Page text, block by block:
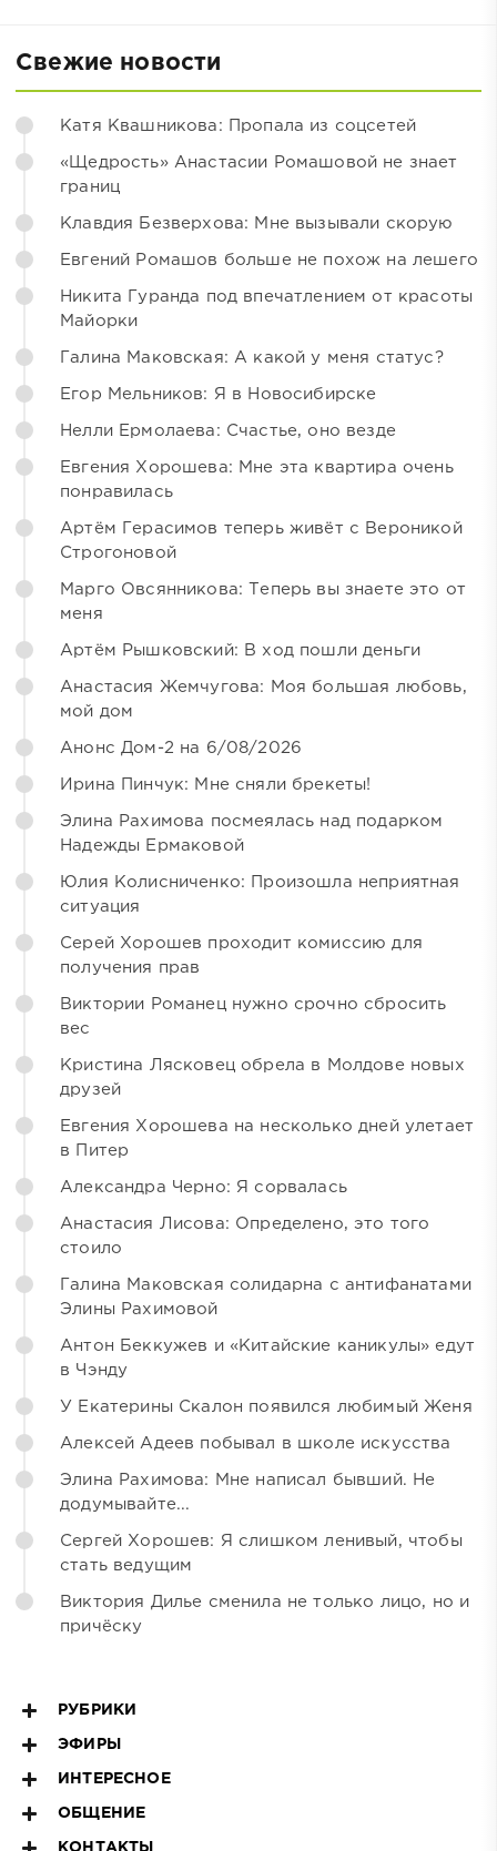
Свежие новости
Катя Квашникова: Пропала из соцсетей
«Щедрость» Анастасии Ромашовой не знает
границ
Клавдия Безверхова: Мне вызывали скорую
Евгений Ромашов больше не похож на лешего
Никита Гуранда под впечатлением от красоты
Майорки
Галина Маковская: А какой у меня статус?
Егор Мельников: Я в Новосибирске
Нелли Ермолаева: Счастье, оно везде
Евгения Хорошева: Мне эта квартира очень
понравилась
Артём Герасимов теперь живёт с Вероникой
Строгоновой
Марго Овсянникова: Теперь вы знаете это от
меня
Артём Рышковский: В ход пошли деньги
Анастасия Жемчугова: Моя большая любовь,
мой дом
Анонс Дом-2 на 6/08/2026
Ирина Пинчук: Мне сняли брекеты!
Элина Рахимова посмеялась над подарком
Надежды Ермаковой
Юлия Колисниченко: Произошла неприятная
ситуация
Серей Хорошев проходит комиссию для
получения прав
Виктории Романец нужно срочно сбросить
вес
Кристина Лясковец обрела в Молдове новых
друзей
Евгения Хорошева на несколько дней улетает
в Питер
Александра Черно: Я сорвалась
Анастасия Лисова: Определено, это того
стоило
Галина Маковская солидарна с антифанатами
Элины Рахимовой
Антон Беккужев и «Китайские каникулы» едут
в Чэнду
У Екатерины Скалон появился любимый Женя
Алексей Адеев побывал в школе искусства
Элина Рахимова: Мне написал бывший. Не
додумывайте...
Сергей Хорошев: Я слишком ленивый, чтобы
стать ведущим
Виктория Дилье сменила не только лицо, но и
причёску
РУБРИКИ
ЭФИРЫ
ИНТЕРЕСНОЕ
ОБЩЕНИЕ
КОНТАКТЫ